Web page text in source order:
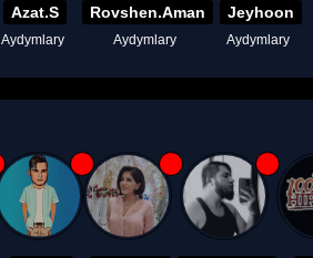
Azat.S
Aydymlary
Rovshen.Aman
Aydymlary
Jeyhoon
Aydymlary